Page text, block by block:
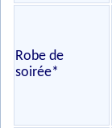
Robe de
soirée*